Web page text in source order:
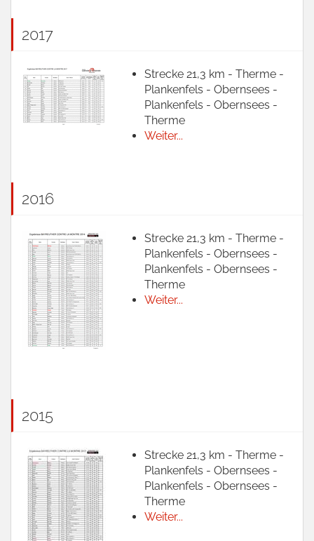
2017
Strecke 21,3 km - Therme -
Plankenfels - Obernsees -
Plankenfels - Obernsees -
Therme
Weiter...
2016
Strecke 21,3 km - Therme -
Plankenfels - Obernsees -
Plankenfels - Obernsees -
Therme
Weiter...
2015
Strecke 21,3 km - Therme -
Plankenfels - Obernsees -
Plankenfels - Obernsees -
Therme
Weiter...